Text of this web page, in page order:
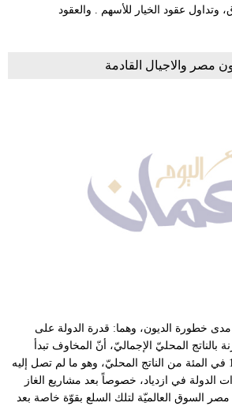
عقود الخيار للأسهم . والعقود
مصر والاجيال القادمة
خطورة الديون، وهما: قدرة الدولة على
بالناتج المحليّ الإجماليّ، أنّ المخاوف تبدأ
عندما يتجاوز الدين الـ100 في المئة من الناتج المحليّ، وهو ما لم تصل إليه
الدولة في ازدياد، خصوصاً بعد مشاريع الغاز
السوق العالميّة لتلك السلع بقوّة خاصة بعد